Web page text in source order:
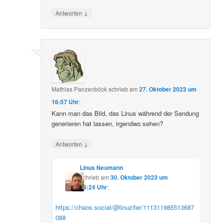
Antworten ↓
Mathias Panzenböckschriebam27. Oktober 2023 um
16:57 Uhr:
Kann man das Bild, das Linus während der Sendung
generieren hat lassen, irgendwo sehen?
Antworten ↓
Linus Neumann
schriebam 30. Oktober 2023 um
08:24 Uhr:
https://chaos.social/@linuzifer/111311985513687
088